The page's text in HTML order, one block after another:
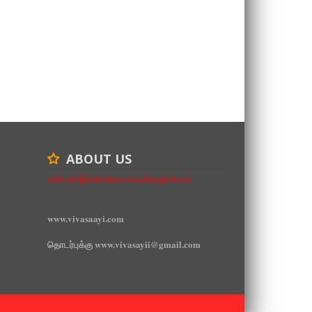
ABOUT US
உயிர்பலி இன்றி உரிமை வென்றெடுப்போம்
www.vivasaayi.com
தொடர்புக்கு www.vivasayii@gmail.com